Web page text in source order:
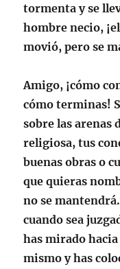
tormenta y se
hombre necio,
movió, pero se
Amigo, ¡cómo
cómo terminas!
sobre las arenas
religiosa, tus
buenas obras o
que quieras
no se
cuando sea
has mirado
mismo y has